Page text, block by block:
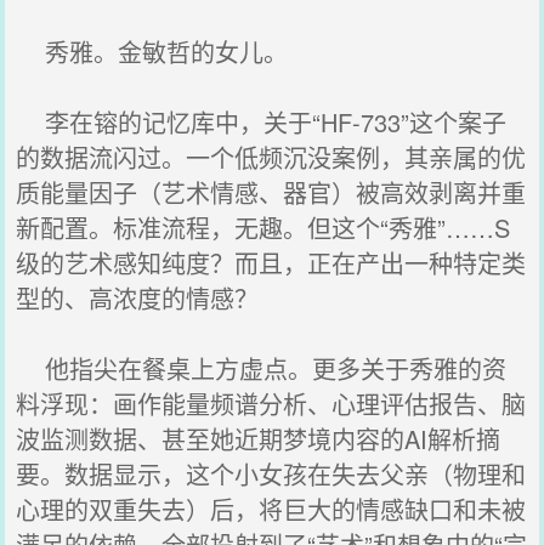
秀雅。金敏哲的女儿。
李在镕的记忆库中，关于“HF-733”这个案子
的数据流闪过。一个低频沉没案例，其亲属的优
质能量因子（艺术情感、器官）被高效剥离并重
新配置。标准流程，无趣。但这个“秀雅”……S
级的艺术感知纯度？而且，正在产出一种特定类
型的、高浓度的情感？
他指尖在餐桌上方虚点。更多关于秀雅的资
料浮现：画作能量频谱分析、心理评估报告、脑
波监测数据、甚至她近期梦境内容的AI解析摘
要。数据显示，这个小女孩在失去父亲（物理和
心理的双重失去）后，将巨大的情感缺口和未被